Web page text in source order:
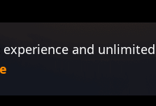
and unlimited